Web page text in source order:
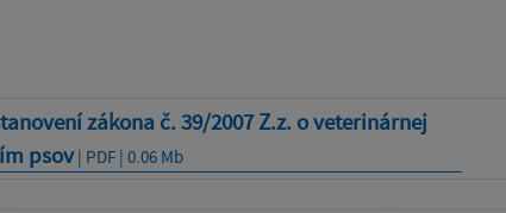
zákona č. 39/2007 Z.z. o veterinárnej
psov| PDF | 0.06 Mb